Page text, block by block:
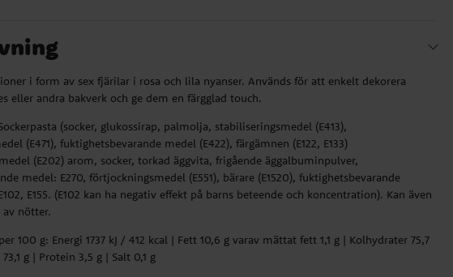
i form av sex fjärilar i rosa och lila nyanser. Används för att enkelt dekorera
eller andra bakverk och ge dem en färgglad touch.
(socker, glukossirap, palmolja, stabiliseringsmedel (E413),
(E471), fuktighetsbevarande medel (E422), färgämnen (E122, E133)
(E202) arom, socker, torkad äggvita, frigående äggalbuminpulver,
medel: E270, förtjockningsmedel (E551), bärare (E1520), fuktighetsbevarande
E155. (E102 kan ha negativ effekt på barns beteende och koncentration). Kan även
av nötter.
100 g: Energi 1737 kJ / 412 kcal | Fett 10,6 g varav mättat fett 1,1 g | Kolhydrater 75,7
g | Protein 3,5 g | Salt 0,1 g